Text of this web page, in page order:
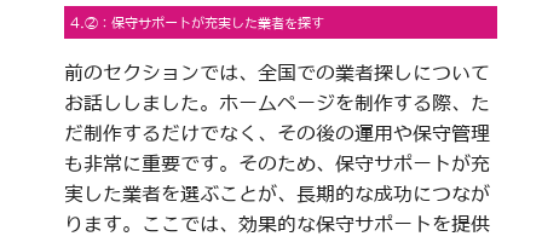
4.②：保守サポートが充実した業者を探す
前のセクションでは、全国での業者探しについて
お話ししました。ホームページを制作する際、た
だ制作するだけでなく、その後の運用や保守管理
も非常に重要です。そのため、保守サポートが充
実した業者を選ぶことが、長期的な成功につなが
ります。ここでは、効果的な保守サポートを提供